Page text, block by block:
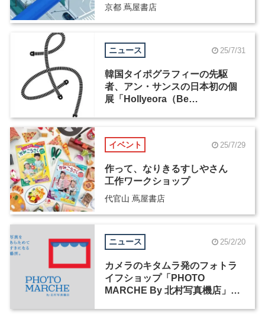
京都 蔦屋書店
ニュース 25/7/31
韓国タイポグラフィーの先駆
者、アン・サンスの日本初の個
展「Hollyeora（Be
イベント 25/7/29
作って、なりきるすしやさん
工作ワークショップ
代官山 蔦屋書店
ニュース 25/2/20
カメラのキタムラ発のフォトラ
イフショップ「PHOTO
MARCHE By 北村写真機店」が